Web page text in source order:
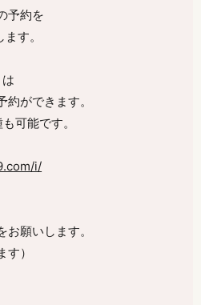
予約を
す。
ができます。
可能です。
i/
願いします。
す）